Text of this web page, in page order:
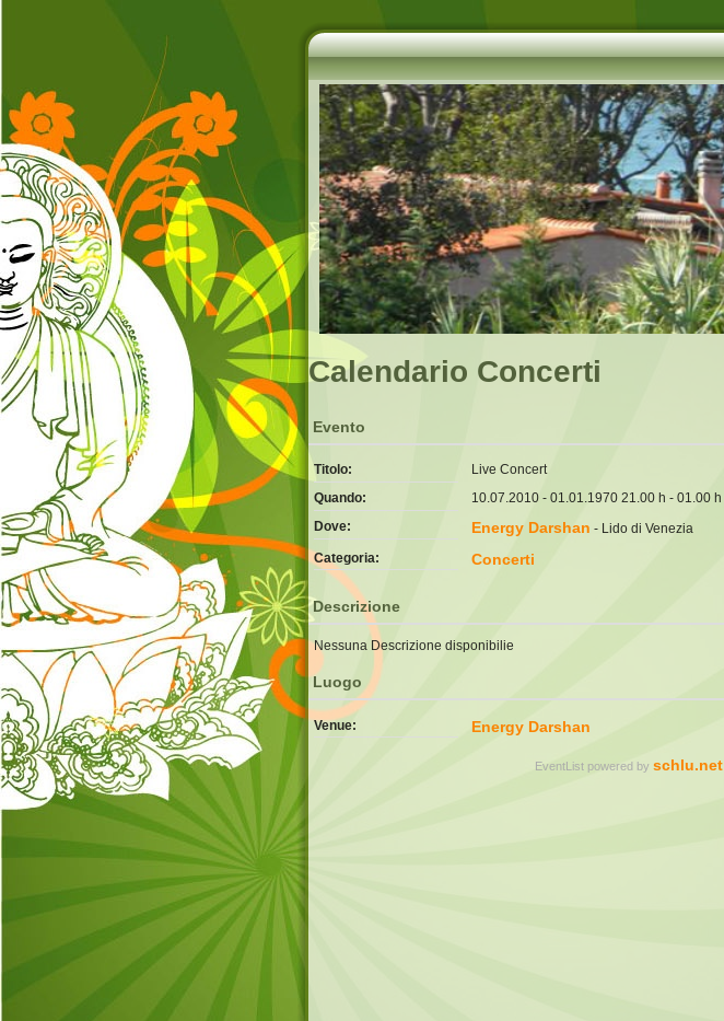
Calendario Concerti
Evento
Titolo:
Live Concert
Quando:
10.07.2010 - 01.01.1970 21.00 h - 01.00 h
Dove:
Energy Darshan - Lido di Venezia
Categoria:
Concerti
Descrizione
Nessuna Descrizione disponibilie
Luogo
Venue: Energy Darshan
EventList powered by schlu.net